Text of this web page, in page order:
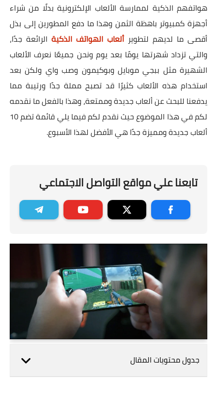
هواتفهم الذكية لممارسة الألعاب الإلكترونية بدلًا من شراء
أجهزة كمبيوتر باهظة الثمن وهذا ما دفع المطورين إلى بذل
أقصى ما لديهم لتطويرألعاب الهواتف الذكية الرائعة جدًا،
والتي تزداد شهرتها يومًا بعد يوم ونحن جميعًا نعرف الألعاب
الشهيرة مثل ببجي موبايل وبوكيمون وصب واي ولكن بعد
استخدام هذه الألعاب كثيرًا قد تصبح مملة جدًا ورتيبة مما
يدفعنا للبحث عن ألعاب جديدة وممتعة، وهذا بالفعل ما نقدمه
لكم في هذا الموضوع حيث نقدم لكم فيما يلي قائمة تضم 10
ألعاب جديدة ومميزة جدًا هي الأفضل لهذا الأسبوع.
تابعنا علي مواقع التواصل الاجتماعي
جدول محتويات المقال